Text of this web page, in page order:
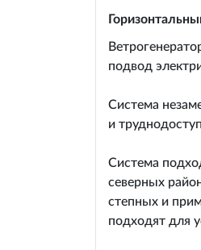
подвод
Система
и
Система
северных
степных и
подходят для